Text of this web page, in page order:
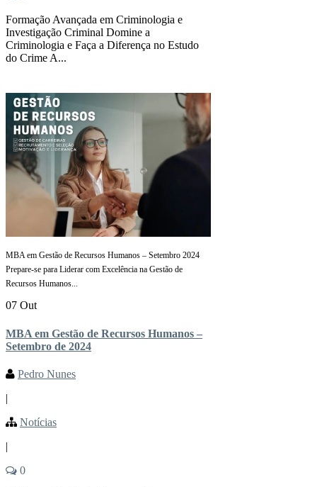
Formação Avançada em Criminologia e
Investigação Criminal Domine a
Criminologia e Faça a Diferença no Estudo
do Crime A...
MBA em Gestão de Recursos Humanos – Setembro 2024
Prepare-se para Liderar com Excelência na Gestão de
Recursos Humanos...
07 Out
MBA em Gestão de Recursos Humanos –
Setembro de 2024
Pedro Nunes
|
Notícias
|
0